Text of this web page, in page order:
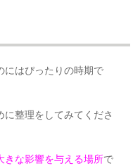
にはぴったりの時期で
整理をしてみてくださ
きな影響を与える場所で